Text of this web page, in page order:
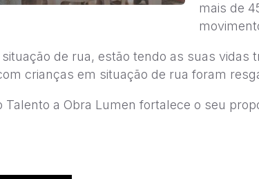
mais de
de rua, estão tendo as suas vidas
crianças em situação de rua foram
a Obra Lumen fortalece o seu